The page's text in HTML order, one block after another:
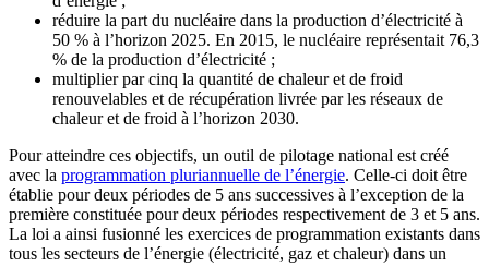
réduire la part du nucléaire dans la production d’électricité à
50 % à l’horizon 2025. En 2015, le nucléaire représentait 76,3
% de la production d’électricité ;
multiplier par cinq la quantité de chaleur et de froid
renouvelables et de récupération livrée par les réseaux de
chaleur et de froid à l’horizon 2030.
Pour atteindre ces objectifs, un outil de pilotage national est créé
avec la programmation pluriannuelle de l’énergie. Celle-ci doit être
établie pour deux périodes de 5 ans successives à l’exception de la
première constituée pour deux périodes respectivement de 3 et 5 ans.
La loi a ainsi fusionné les exercices de programmation existants dans
tous les secteurs de l’énergie (électricité, gaz et chaleur) dans un